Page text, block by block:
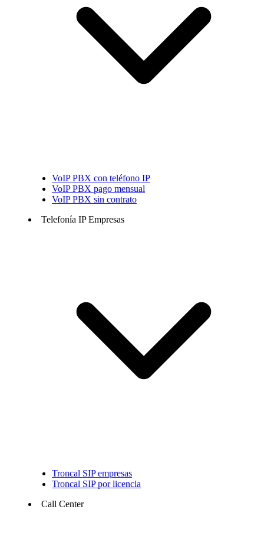
VoIP PBX con teléfono IP
VoIP PBX pago mensual
VoIP PBX sin contrato
Telefonía IP Empresas
Troncal SIP empresas
Troncal SIP por licencia
Call Center